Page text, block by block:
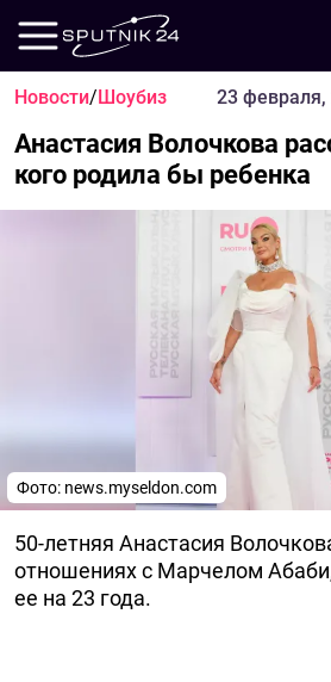
Новости/Шоубиз 23 февраля,
Анастасия Волочкова
кого родила бы ребенка
Фото: news.myseldon.com
50-летняя Анастасия
отношениях с Марчелом
ее на 23 года.